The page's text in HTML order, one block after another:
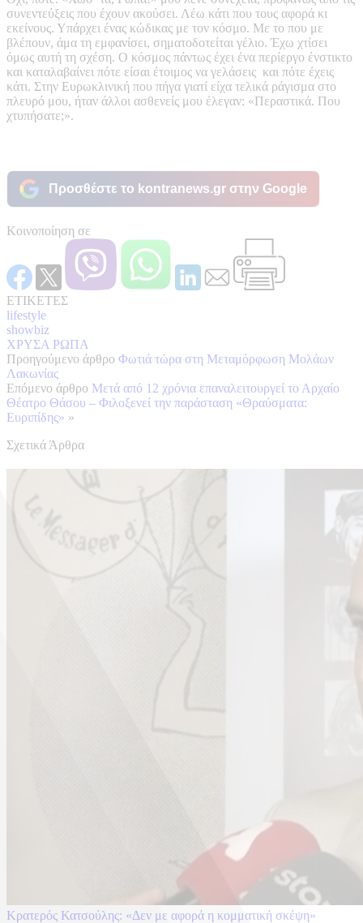
συνεντεύξεις που έχουν ακούσει. Λέω κάτι που τους αφορά κι
εκείνους. Υπάρχει ένας κώδικας με τον κόσμο. Με το που με
βλέπουν, άμα τη εμφανίσει, σηματοδοτείται γέλιο. Έχω χτίσει
όμως αυτή τη σχέση. Ο κόσμος πάντως έχει ένα περίεργο ένστικτο
και καταλαβαίνει πότε είσαι έτοιμος να γελάσεις και πότε έχεις
κάτι. Στην Ευρωκλινική που πήγα γιατί είχα τελικά ράγισμα στο
πλευρό μου, ήταν άλλοι ασθενείς μου έλεγαν: «Περαστικά. Που
χτυπήσατε;».
Προσθέστε το kontranews.gr στην Google
Κοινοποίηση σε
ΕΤΙΚΕΤΕΣ
lifestyle
showbiz
ΧΡΥΣΑ ΡΩΠΑ
Προηγούμενο άρθρο Φωτιά τώρα στη Μεταμόρφωση Μολάων
Λακωνίας
Επόμενο άρθρο Μετά από 12 χρόνια επαναλειτουργεί το Αρχαίο
Θέατρο Θάσου – Φιλοξενεί την παράσταση «Θραύσματα:
Ευριπίδης» »
Σχετικά Άρθρα
Κρατερός Κατσούλης: «Δεν με αφορά η κομματική σκέψη»